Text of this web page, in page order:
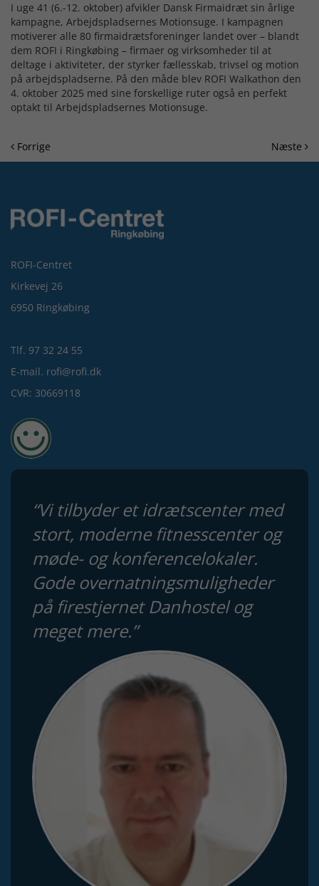
I uge 41 (6.-12. oktober) afvikler Dansk Firmaidræt sin årlige
kampagne, Arbejdspladsernes Motionsuge. I kampagnen
motiverer alle 80 firmaidrætsforeninger landet over – blandt
dem ROFI i Ringkøbing – firmaer og virksomheder til at
deltage i aktiviteter, der styrker fællesskab, trivsel og motion
på arbejdspladserne. På den måde blev ROFI Walkathon den
4. oktober 2025 med sine forskellige ruter også en perfekt
optakt til Arbejdspladsernes Motionsuge.
Forrige Næste
ROFI-Centret
Kirkevej 26
6950 Ringkøbing
Tlf. 97 32 24 55
E-mail. rofi@rofi.dk
CVR: 30669118
“Vi tilbyder et idrætscenter med
stort, moderne fitnesscenter og
møde- og konferencelokaler.
Gode overnatningsmuligheder
på firestjernet Danhostel og
meget mere.”